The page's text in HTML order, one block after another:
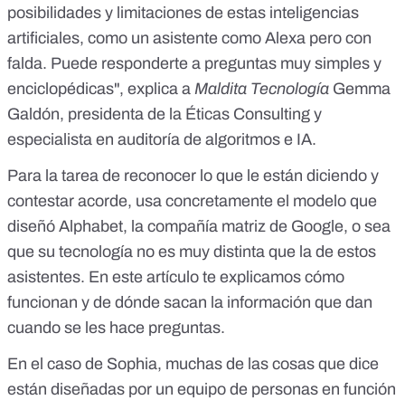
posibilidades y limitaciones de estas inteligencias
artificiales, como un asistente como Alexa pero con
falda. Puede responderte a preguntas muy simples y
enciclopédicas", explica a Maldita Tecnología Gemma
Galdón, presidenta de la Éticas Consulting y
especialista en auditoría de algoritmos e IA.
Para la tarea de reconocer lo que le están diciendo y
contestar acorde, usa concretamente el modelo que
diseñó Alphabet, la compañía matriz de Google, o sea
que su tecnología no es muy distinta que la de estos
asistentes. En este artículo te explicamos cómo
funcionan y de dónde sacan la información que dan
cuando se les hace preguntas.
En el caso de Sophia, muchas de las cosas que dice
están diseñadas por un equipo de personas en función